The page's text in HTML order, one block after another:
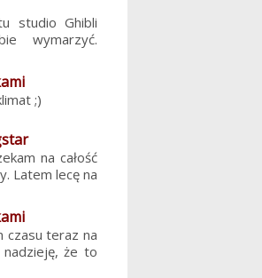
studio Ghibli
wymarzyć.
;)
na całość
Latem lecę na
czasu teraz na
że to